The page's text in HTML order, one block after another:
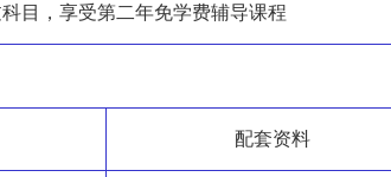
目，享受第二年免学费辅导课程
配套资料